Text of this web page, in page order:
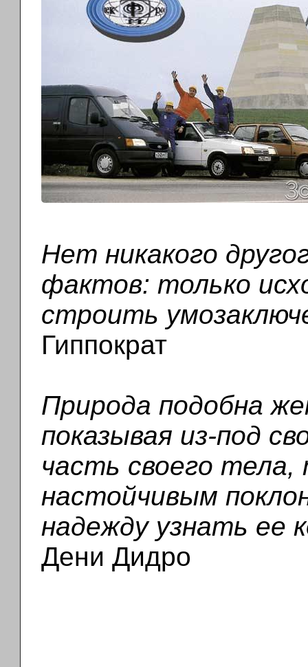
Нет никакого
фактов: только
строить
Гиппократ
Природа подобна
показывая из-под
часть своего
настойчивым
надежду узнать ее
Дени Дидро